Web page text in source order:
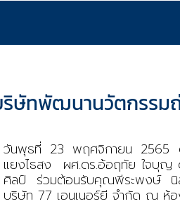
ษัทพัฒนานวัตกรรม
วันพุธที่ 23 พฤศจิกายน 2565 ตั
แยงไธสง ผศ.ดร.อ้อฤทัย ใจบุญ
ศิลป์ ร่วมต้อนรับคุณพีระพงษ์ นิ
บริษัท 77 เอนเนอร์ยี จำกัด ณ ห้อ